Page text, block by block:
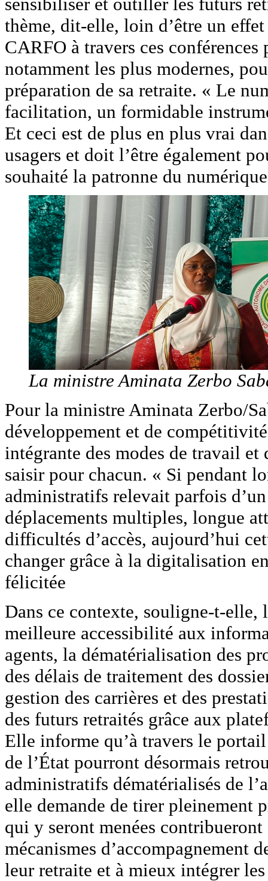
thème, dit-elle, loin d’être un
CARFO à travers ces
notamment les plus modernes,
préparation de sa retraite. « Le
facilitation, un formidable
Et ceci est de plus en plus vrai
usagers et doit l’être également
souhaité la patronne du
La ministre Aminata Zerbo
Pour la ministre Aminata Zerbo/
développement et de
intégrante des modes de travail
saisir pour chacun. « Si pendant
administratifs relevait parfois
déplacements multiples, longue
difficultés d’accès, aujourd’hui
changer grâce à la digitalisation
félicitée
Dans ce contexte, souligne-t-
meilleure accessibilité aux
agents, la dématérialisation des
des délais de traitement des
gestion des carrières et des
des futurs retraités grâce aux
Elle informe qu’à travers le
de l’État pourront désormais
administratifs dématérialisés de
elle demande de tirer pleinement
qui y seront menées
mécanismes d’accompagnement
leur retraite et à mieux intégrer